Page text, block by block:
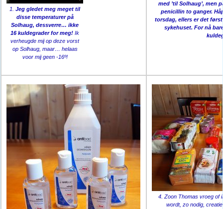
1.Jeg gledet meg meget til
disse temperaturer på
Solhaug, dessverre… ikke
16 kuldegrader for meg! Ik
verheugde mij op deze vorst
op Solhaug, maar… helaas
voor mij geen -16º!
med ’til Solhaug’, men
penicillin to ganger.
torsdag, ellers er det
sykehuset. For nå
4. Zoon Thomas vroeg of
wordt, zo nodig,